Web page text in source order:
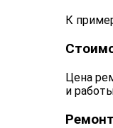
К
Цена
и